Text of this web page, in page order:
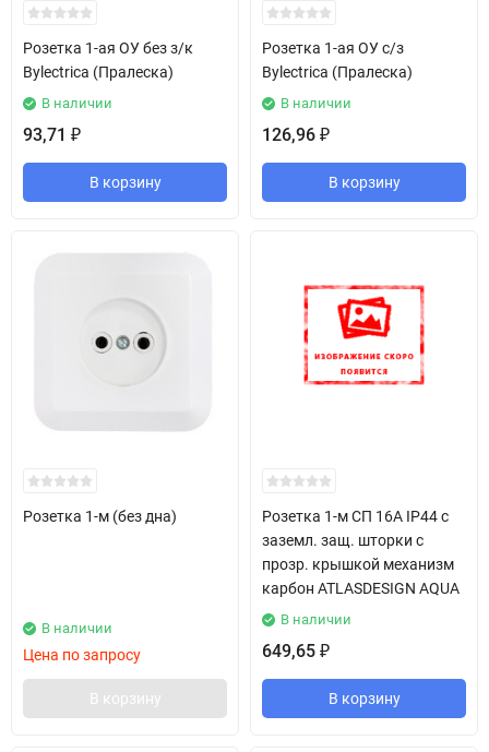
Розетка 1-ая ОУ без з/к
Bylectrica (Пралеска)
В наличии
93,71 ₽
В корзину
Розетка 1-ая ОУ с/з
Bylectrica (Пралеска)
В наличии
126,96 ₽
В корзину
Розетка 1-м (без дна)
В наличии
Цена по запросу
В корзину
Розетка 1-м СП 16А IP44 с
заземл. защ. шторки с
прозр. крышкой механизм
карбон ATLASDESIGN AQUA
В наличии
649,65 ₽
В корзину